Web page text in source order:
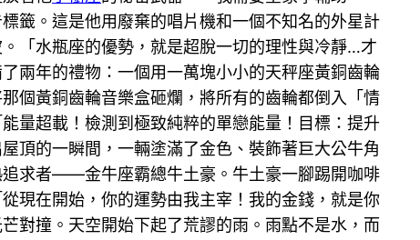
籤。這是他用廢棄的唱片機和一個不知名的外星計
「水瓶座的優勢，就是超脫一切的理性與冷靜…才
兩年的禮物：一個用一萬塊小小的天秤座黃銅齒輪
個黃銅齒輪音樂盒砸爛，將所有的齒輪都倒入「情
量超載！檢測到極致純粹的單戀能量！目標：提升
頂的一瞬間，一輛塗滿了金色、裝飾著巨大公牛角
追求者——金牛座霸總牛土豪。牛土豪一腳踢開咖啡
現在開始，你的運勢由我主宰！我的金錢，就是你
對撞。天空開始下起了荒謬的雨。雨點不是水，而